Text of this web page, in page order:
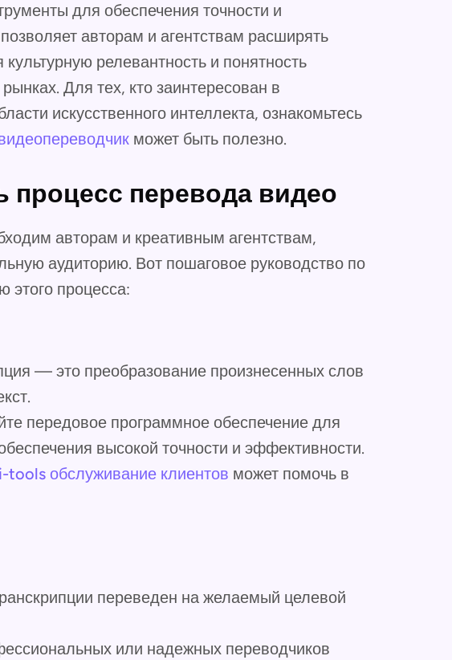
для обеспечения точности и
авторам и агентствам расширять
релевантность и понятность
Для тех, кто заинтересован в
искусственного интеллекта, ознакомьтесь
может быть полезно.
процесс перевода видео
авторам и креативным агентствам,
аудиторию. Вот пошаговое руководство по
этого процесса:
— это преобразование произнесенных слов
передовое программное обеспечение для
высокой точности и эффективности.
tools обслуживание клиентов может помочь в
переведен на желаемый целевой
или надежных переводчиков